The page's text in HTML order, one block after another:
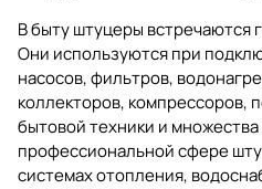
В быту штуцеры встречаются
Они используются при
насосов, фильтров,
коллекторов, компрессоров,
бытовой техники и множества
профессиональной сфере
системах отопления,